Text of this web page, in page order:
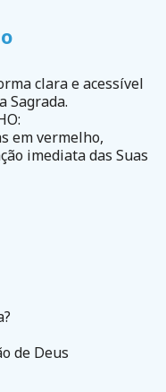
clara e acessível
Sagrada.
em vermelho,
imediata das Suas
de Deus